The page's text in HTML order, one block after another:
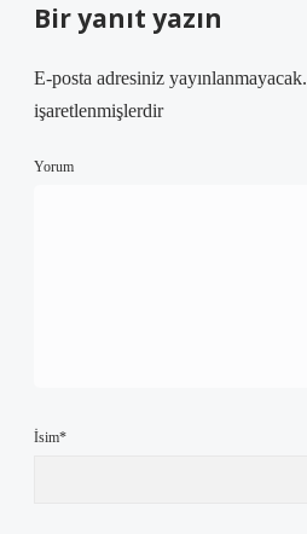
Bir yanıt yazın
E-posta adresiniz yayınlanmayacak.
işaretlenmişlerdir
Yorum
İsim*